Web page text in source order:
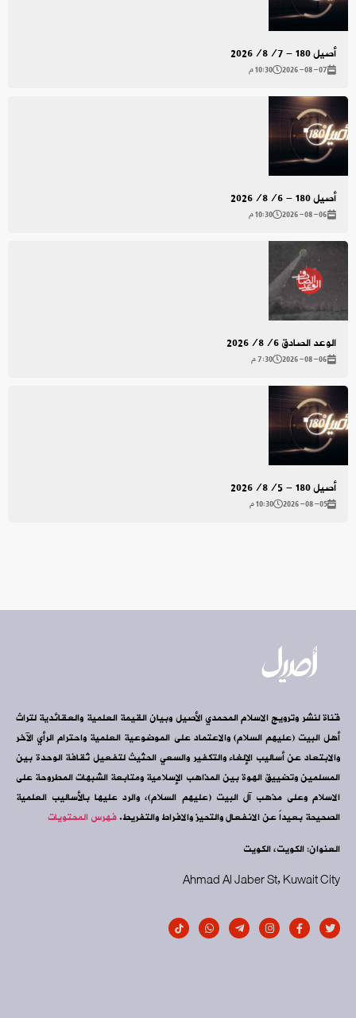
أصيل 180 - 2026/8/7
2026-08-07 10:30 م
أصيل 180 - 2026/8/6
2026-08-06 10:30 م
الوعد الصادق 2026/8/6
2026-08-06 7:30 م
أصيل 180 - 2026/8/5
2026-08-05 10:30 م
قناة لنشر وترويج الاسلام المحمدي الأصيل وبيان القيمة العلمية والعقائدية لتراث
أهل البيت (عليهم السلام) والاعتماد على الموضوعية العلمية واحترام الرأي الآخر
والابتعاد عن أساليب الإلغاء والتكفير والسعي الحثيث لتفعيل ثقافة الوحدة بين
المسلمين وتضييق الهوة بين المذاهب الإسلامية ومتابعة الشبهات المطروحة على
الاسلام وعلى مذهب آل البيت (عليهم السلام)، والرد عليها بالأساليب العلمية
الصحيحة بعيداً عن الانفعال والتحيز والافراط والتفريط.فهرس المحتويات
العنوان: الكويت، الكويت
Ahmad Al Jaber St, Kuwait City